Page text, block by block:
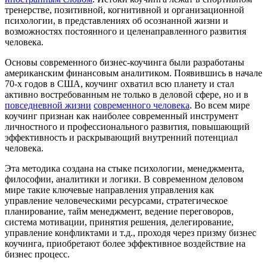
тренерстве, позитивной, когнитивной и организационной
психологии, в представлениях об осознанной жизни и
возможностях постоянного и целенаправленного развития
человека.
Основы современного бизнес-коучинга были разработаны
американским финансовым аналитиком. Появившись в начале
70-х годов в США, коучинг охватил всю планету и стал
активно востребованным не только в деловой сфере, но и в
повседневной жизни современного человека. Во всем мире
коучинг признан как наиболее современный инструмент
личностного и профессионального развития, повышающий
эффективность и раскрывающий внутренний потенциал
человека.
Эта методика создана на стыке психологии, менеджмента,
философии, аналитики и логики. В современном деловом
мире такие ключевые направления управления как
управление человеческими ресурсами, стратегическое
планирование, тайм менеджмент, ведение переговоров,
система мотивации, принятия решения, делегирование,
управление конфликтами и т.д., проходя через призму бизнес
коучинга, приобретают более эффективное воздействие на
бизнес процесс.